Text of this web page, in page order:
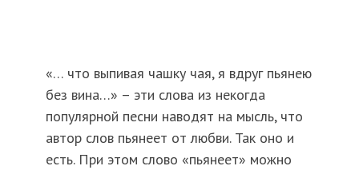
«… что выпивая чашку чая, я вдруг пьянею
без вина…» – эти слова из некогда
популярной песни наводят на мысль, что
автор слов пьянеет от любви. Так оно и
есть. При этом слово «пьянеет» можно